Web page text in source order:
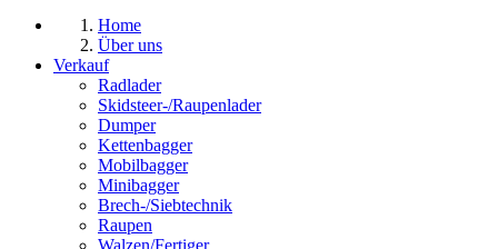
Home
Über uns
Verkauf
Radlader
Skidsteer-/Raupenlader
Dumper
Kettenbagger
Mobilbagger
Minibagger
Brech-/Siebtechnik
Raupen